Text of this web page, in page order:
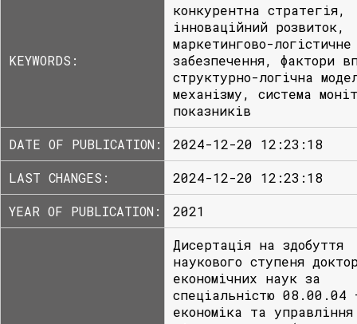
KEYWORDS:
конкурентна стратегія,
інноваційний розвиток,
маркетингово-логістичне
забезпечення, фактори
структурно-логічна
механізму, система
показників
DATE OF PUBLICATION:
2024-12-20 12:23:18
LAST CHANGES:
2024-12-20 12:23:18
YEAR OF PUBLICATION:
2021
Дисертація на здобуття
наукового ступеня
економічних наук за
спеціальністю 08.00.04
економіка та управління